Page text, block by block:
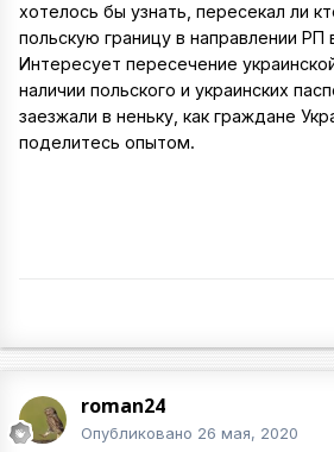
хотелось бы узнать, пересекал ли
польскую границу в направлении РП
Интересует пересечение
наличии польского и украинских
заезжали в неньку, как граждане
поделитесь опытом.
roman24
Опубликовано 26 мая, 2020